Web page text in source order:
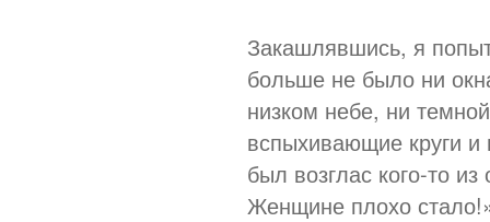
Закашлявшись, я
больше не было ни
низком небе, ни
вспыхивающие круги
был возглас кого-то
Женщине плохо